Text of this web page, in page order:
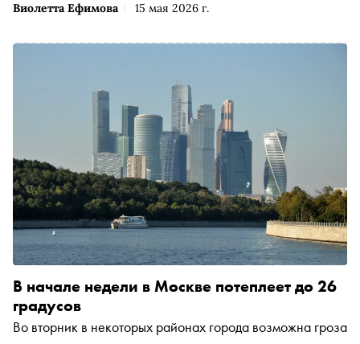
Виолетта Ефимова 15 мая 2026 г.
В начале недели в Москве потеплеет до 26
градусов
Во вторник в некоторых районах города возможна гроза